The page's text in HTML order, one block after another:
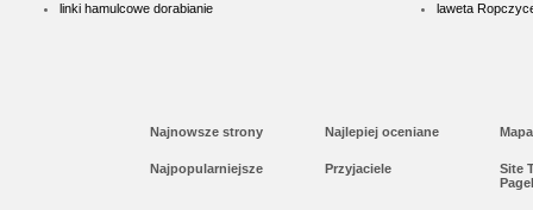
linki hamulcowe dorabianie
laweta
Najnowsze strony Najlepiej oceniane
Najpopularniejsze Przyjaciele
Site